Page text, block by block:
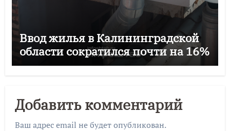
Ввод жилья в Калининградской
области сократился почти на 16%
Добавить комментарий
Ваш адрес email не будет опубликован.